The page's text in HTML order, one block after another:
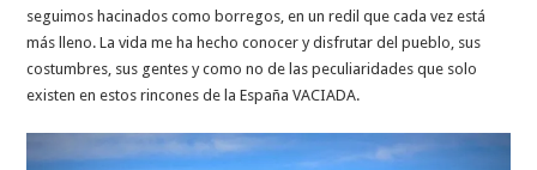
seguimos hacinados como borregos, en un redil que cada vez está
más lleno. La vida me ha hecho conocer y disfrutar del pueblo, sus
costumbres, sus gentes y como no de las peculiaridades que solo
existen en estos rincones de la España VACIADA.